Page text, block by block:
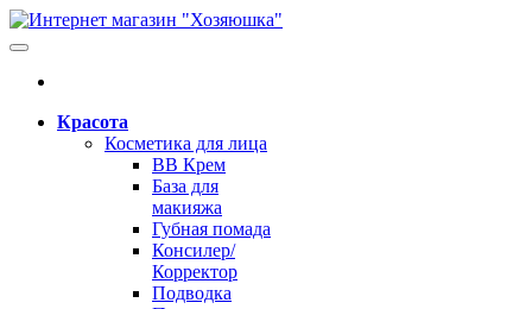
Красота
Косметика для лица
BB Крем
База для
макияжа
Губная помада
Консилер/
Корректор
Подводка